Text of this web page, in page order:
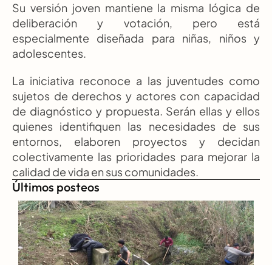
Su versión joven mantiene la misma lógica de
deliberación y votación, pero está
especialmente diseñada para niñas, niños y
adolescentes.
La iniciativa reconoce a las juventudes como
sujetos de derechos y actores con capacidad
de diagnóstico y propuesta. Serán ellas y ellos
quienes identifiquen las necesidades de sus
entornos, elaboren proyectos y decidan
colectivamente las prioridades para mejorar la
calidad de vida en sus comunidades.
Últimos posteos